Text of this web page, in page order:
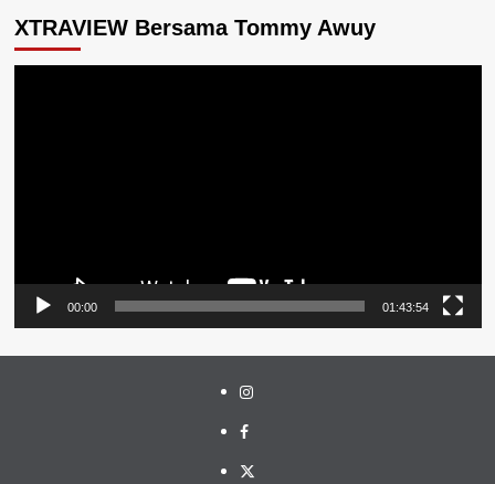
XTRAVIEW Bersama Tommy Awuy
00:00 01:43:54
Instagram
Facebook
Twitter